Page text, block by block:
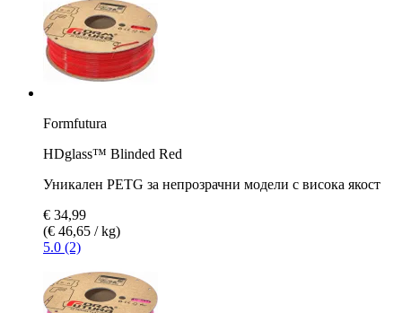
Formfutura
HDglass™ Blinded Red
Уникален PETG за непрозрачни модели с висока якост
€ 34,99
(€ 46,65 / kg)
5.0 (2)